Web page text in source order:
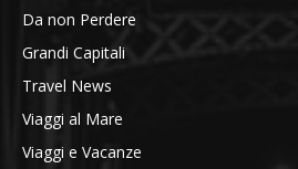
Da non Perdere
Grandi Capitali
Travel News
Viaggi al Mare
Viaggi e Vacanze